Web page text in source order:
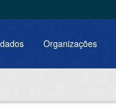
Organizações